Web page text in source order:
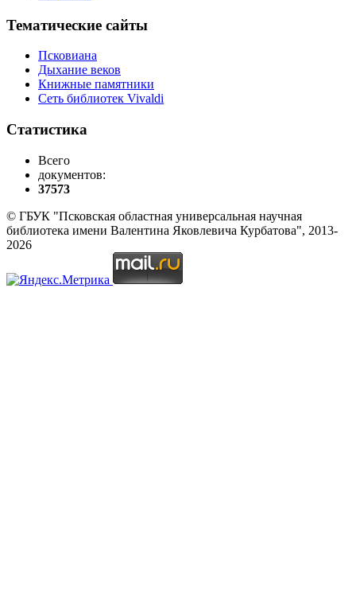
Тематические сайты
Псковиана
Дыхание веков
Книжные памятники
Сеть библиотек Vivaldi
Статистика
Всего
документов:
37573
© ГБУК "Псковская областная универсальная научная
библиотека имени Валентина Яковлевича Курбатова", 2013-
2026